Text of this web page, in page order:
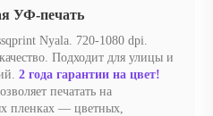
УФ-печать
Nyala. 720-1080 dpi.
Подходит для улицы и
2 года гарантии на цвет!
печатать на
пленках — цветных,